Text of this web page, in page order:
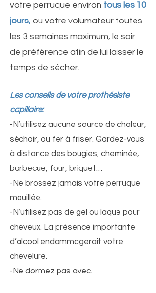
votre perruque environ tous les 10
jours, ou votre volumateur toutes
les 3 semaines maximum, le soir
de préférence afin de lui laisser le
temps de sécher.
Les conseils de votre prothésiste
capillaire:
-N’utilisez aucune source de chaleur,
séchoir, ou fer à friser. Gardez-vous
à distance des bougies, cheminée,
barbecue, four, briquet…
-Ne brossez jamais votre perruque
mouillée.
-N’utilisez pas de gel ou laque pour
cheveux. La présence importante
d’alcool endommagerait votre
chevelure.
-Ne dormez pas avec.